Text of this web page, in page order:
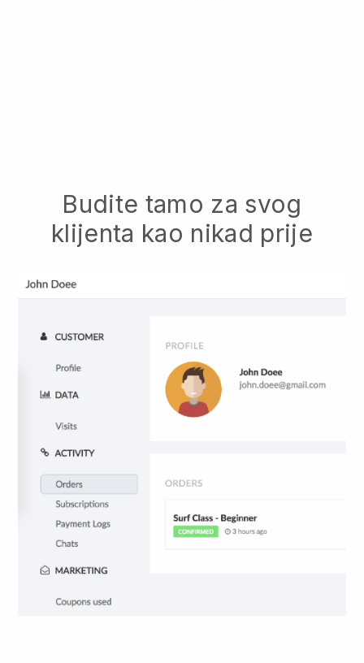
Budite tamo za svog
klijenta kao nikad prije